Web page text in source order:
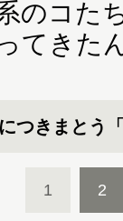
のコた
てきた
つきまとう
1 2